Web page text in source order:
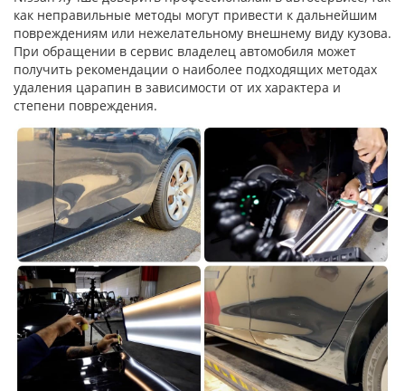
как неправильные методы могут привести к дальнейшим
повреждениям или нежелательному внешнему виду кузова.
При обращении в сервис владелец автомобиля может
получить рекомендации о наиболее подходящих методах
удаления царапин в зависимости от их характера и
степени повреждения.